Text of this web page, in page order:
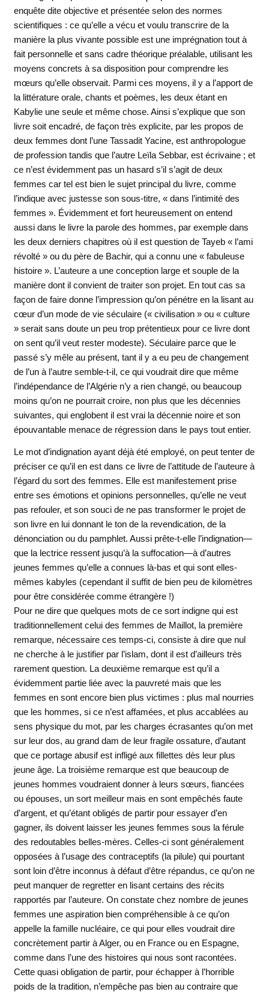
enquête dite objective et présentée selon des normes
scientifiques : ce qu’elle a vécu et voulu transcrire de la
manière la plus vivante possible est une imprégnation tout à
fait personnelle et sans cadre théorique préalable, utilisant les
moyens concrets à sa disposition pour comprendre les
mœurs qu’elle observait. Parmi ces moyens, il y a l’apport de
la littérature orale, chants et poèmes, les deux étant en
Kabylie une seule et même chose. Ainsi s’explique que son
livre soit encadré, de façon très explicite, par les propos de
deux femmes dont l’une Tassadit Yacine, est anthropologue
de profession tandis que l’autre Leïla Sebbar, est écrivaine ; et
ce n’est évidemment pas un hasard s’il s’agit de deux
femmes car tel est bien le sujet principal du livre, comme
l’indique avec justesse son sous-titre, « dans l’intimité des
femmes ». Évidemment et fort heureusement on entend
aussi dans le livre la parole des hommes, par exemple dans
les deux derniers chapitres où il est question de Tayeb « l’ami
révolté » ou du père de Bachir, qui a connu une « fabuleuse
histoire ». L’auteure a une conception large et souple de la
manière dont il convient de traiter son projet. En tout cas sa
façon de faire donne l’impression qu’on pénétre en la lisant au
cœur d’un mode de vie séculaire (« civilisation » ou « culture
» serait sans doute un peu trop prétentieux pour ce livre dont
on sent qu’il veut rester modeste). Séculaire parce que le
passé s’y mêle au présent, tant il y a eu peu de changement
de l’un à l’autre semble-t-il, ce qui voudrait dire que même
l’indépendance de l’Algérie n’y a rien changé, ou beaucoup
moins qu’on ne pourrait croire, non plus que les décennies
suivantes, qui englobent il est vrai la décennie noire et son
épouvantable menace de régression dans le pays tout entier.
Le mot d’indignation ayant déjà été employé, on peut tenter de
préciser ce qu’il en est dans ce livre de l’attitude de l’auteure à
l’égard du sort des femmes. Elle est manifestement prise
entre ses émotions et opinions personnelles, qu’elle ne veut
pas refouler, et son souci de ne pas transformer le projet de
son livre en lui donnant le ton de la revendication, de la
dénonciation ou du pamphlet. Aussi prête-t-elle l’indignation—
que la lectrice ressent jusqu’à la suffocation—à d’autres
jeunes femmes qu’elle a connues là-bas et qui sont elles-
mêmes kabyles (cependant il suffit de bien peu de kilomètres
pour être considérée comme étrangère !)
Pour ne dire que quelques mots de ce sort indigne qui est
traditionnellement celui des femmes de Maillot, la première
remarque, nécessaire ces temps-ci, consiste à dire que nul
ne cherche à le justifier par l’islam, dont il est d’ailleurs très
rarement question. La deuxième remarque est qu’il a
évidemment partie liée avec la pauvreté mais que les
femmes en sont encore bien plus victimes : plus mal nourries
que les hommes, si ce n’est affamées, et plus accablées au
sens physique du mot, par les charges écrasantes qu’on met
sur leur dos, au grand dam de leur fragile ossature, d’autant
que ce portage abusif est infligé aux fillettes dès leur plus
jeune âge. La troisième remarque est que beaucoup de
jeunes hommes voudraient donner à leurs sœurs, fiancées
ou épouses, un sort meilleur mais en sont empêchés faute
d’argent, et qu’étant obligés de partir pour essayer d’en
gagner, ils doivent laisser les jeunes femmes sous la férule
des redoutables belles-mères. Celles-ci sont généralement
opposées à l’usage des contraceptifs (la pilule) qui pourtant
sont loin d’être inconnus à défaut d’être répandus, ce qu’on ne
peut manquer de regretter en lisant certains des récits
rapportés par l’auteure. On constate chez nombre de jeunes
femmes une aspiration bien compréhensible à ce qu’on
appelle la famille nucléaire, ce qui pour elles voudrait dire
concrètement partir à Alger, ou en France ou en Espagne,
comme dans l’une des histoires qui nous sont racontées.
Cette quasi obligation de partir, pour échapper à l’horrible
poids de la tradition, n’empêche pas bien au contraire que